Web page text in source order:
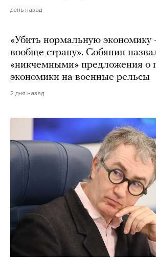
день назад
«Убить нормальную экономику
вообще страну». Собянин
«никчемными» предложения о
экономики на военные рельсы
2 дня назад